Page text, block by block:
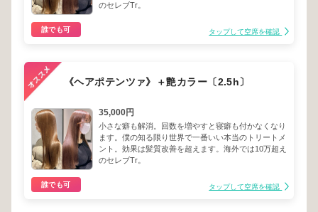
のセレブTr。
誰でも可 タップして空席を確認
《ヘアポテンツァ》＋艶カラー〔2.5h〕
35,000円
小さな癖も解消。回数を増やすと寝癖も付かなくなり
ます。僕の知る限り世界で一番いい本当のトリートメ
ント。効果は髪質改善を超えます。海外では10万超え
のセレブTr。
誰でも可 タップして空席を確認